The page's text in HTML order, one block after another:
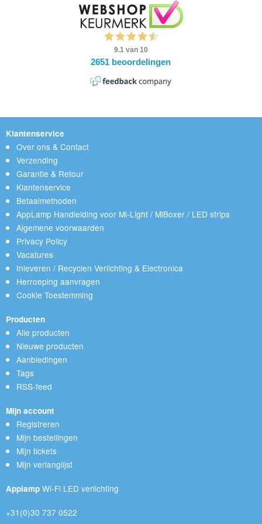
Klantenservice
Over ons & Contact
Verzending
Garantie & Retour
Klantenservice
Betaalmethoden
AppLamp Handleiding voor Mi-Light / MiBoxer / LED strips
Algemene voorwaarden
Privacy Policy
Vacatures
Inleveren / Recyclen Verlichting & Electronica
Herroeping aanvragen
Cookie Toestemming
Producten
Alle producten
Nieuwe producten
Aanbiedingen
Tags
RSS-feed
Mijn account
Registreren
Mijn bestellingen
Mijn tickets
Mijn verlanglijst
Applamp Wi-Fi LED verlichting
+31(0)30 737 0522